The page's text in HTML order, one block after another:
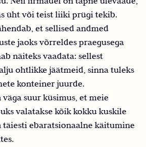
üht või teist liiki prügi tekib.
et sellised andmed
jaoks võrreldes praegusega
näiteks vaadata: sellest
ohtlikke jäätmeid, sinna tuleks
konteiner juurde.
väga suur küsimus, et meie
valatakse kõik kokku kuskile
täiesti ebaratsionaalne käitumine